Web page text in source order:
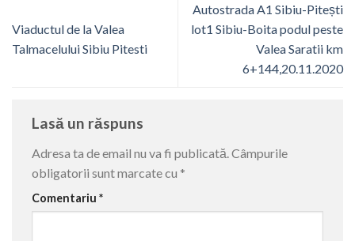
Viaductul de la Valea
Talmacelului Sibiu Pitesti
Autostrada A1 Sibiu-Pitești
lot1 Sibiu-Boita podul peste
Valea Saratii km
6+144,20.11.2020
Lasă un răspuns
Adresa ta de email nu va fi publicată. Câmpurile
obligatorii sunt marcate cu *
Comentariu *